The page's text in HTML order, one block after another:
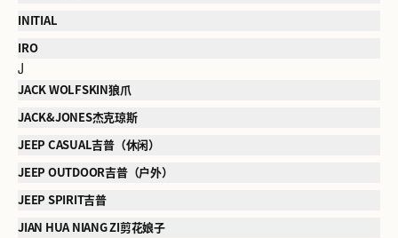
INITIAL
IRO
J
JACK WOLFSKIN狼爪
JACK&JONES杰克琼斯
JEEP CASUAL吉普（休闲）
JEEP OUTDOOR吉普（户外）
JEEP SPIRIT吉普
JIAN HUA NIANG ZI剪花娘子